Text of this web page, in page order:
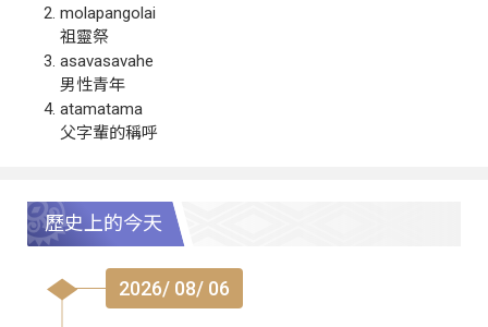
molapangolai
祖靈祭
asavasavahe
男性青年
atamatama
父字輩的稱呼
歷史上的今天
2026/ 08/ 06